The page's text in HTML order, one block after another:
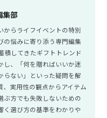
集部
からライフイベントの特別
の悩みに寄り添う専門編集
積してきたギフトトレンド
し、「何を贈ればいいか迷
らない」といった疑問を解
実用性の観点からアイテム
ぶ方でも失敗しないための
く選び方の基準をわかりや